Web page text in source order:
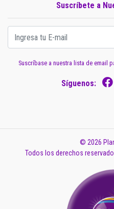
Suscríbete a
Suscríbase a nuestra lista de email
Síguenos:
© 2026
Todos los derechos